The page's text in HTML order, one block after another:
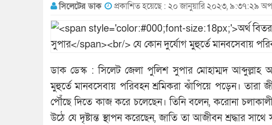
সিলেটের ডাক প্রকাশিত হয়েছে : ২০ জানুয়ারি ২০২৩, ৯:৩৭:২৯
ডাক ডেস্ক : সিলেট জেলা পুলিশ সুপার মোহাম্মদ
মুহুর্তে মানবসেবায় পরিবহন শ্রমিকরা ঝাঁপিয়ে পড়েন। তারা
পৌঁছে দিতে কাজ করে চলেছেন। তিনি বলেন, করোনা
উঠে যে দৃষ্টান্ত স্থাপন করেছেন, জাতি তা আজীবন শ্রদ্ধার